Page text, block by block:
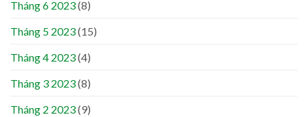
Tháng 6 2023(8)
Tháng 5 2023(15)
Tháng 4 2023(4)
Tháng 3 2023(8)
Tháng 2 2023(9)